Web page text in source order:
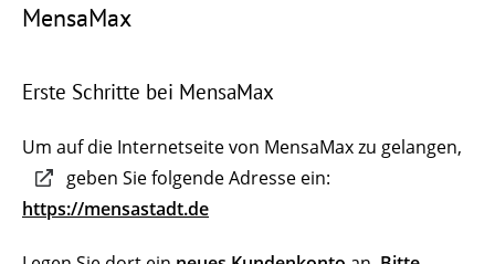
MensaMax
Erste Schritte bei MensaMax
Um auf die Internetseite von MensaMax zu gelangen,
geben Sie folgende Adresse ein:
https://mensastadt.de